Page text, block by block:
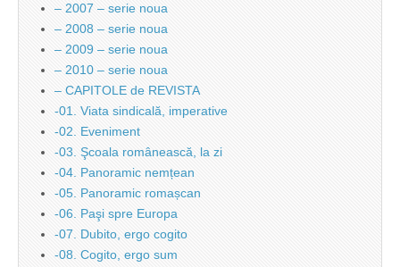
– 2007 – serie noua
– 2008 – serie noua
– 2009 – serie noua
– 2010 – serie noua
– CAPITOLE de REVISTA
-01. Viata sindicală, imperative
-02. Eveniment
-03. Şcoala românească, la zi
-04. Panoramic nemțean
-05. Panoramic romașcan
-06. Paşi spre Europa
-07. Dubito, ergo cogito
-08. Cogito, ergo sum